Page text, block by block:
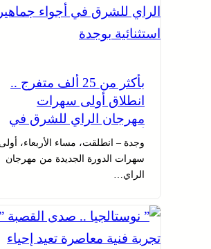
بأكثر من 25 ألف متفرج ..
انطلاق أولى سهرات
مهرجان الراي للشرق في
أجواء جماهيرية استثنائية
بوجدة
وجدة – انطلقت، مساء الأربعاء، أولى
سهرات الدورة الجديدة من مهرجان
الراي…